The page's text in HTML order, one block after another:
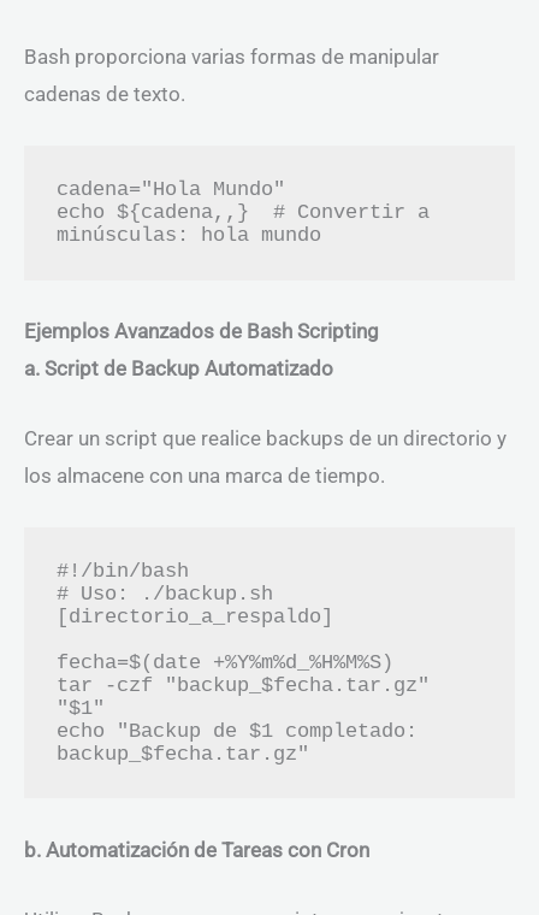
Bash proporciona varias formas de manipular
cadenas de texto.
cadena="Hola Mundo"
echo ${cadena,,}  # Convertir a
Ejemplos Avanzados de Bash Scripting
a. Script de Backup Automatizado
Crear un script que realice backups de un directorio y
los almacene con una marca de tiempo.
#!/bin/bash
# Uso: ./backup.sh
[directorio_a_respaldo]
fecha=$(date +%Y%m%d_%H%M%S)
tar -czf "backup_$fecha.tar.gz"
"$1"
echo "Backup de $1 completado:
b. Automatización de Tareas con Cron